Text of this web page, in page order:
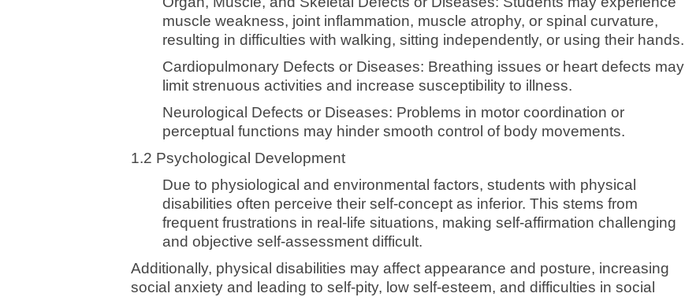
muscle weakness, joint inflammation, muscle atrophy, or spinal curvature,
resulting in difficulties with walking, sitting independently, or using their hands.
Cardiopulmonary Defects or Diseases: Breathing issues or heart defects may
limit strenuous activities and increase susceptibility to illness.
Neurological Defects or Diseases: Problems in motor coordination or
perceptual functions may hinder smooth control of body movements.
1.2 Psychological Development
Due to physiological and environmental factors, students with physical
disabilities often perceive their self-concept as inferior. This stems from
frequent frustrations in real-life situations, making self-affirmation challenging
and objective self-assessment difficult.
Additionally, physical disabilities may affect appearance and posture, increasing
social anxiety and leading to self-pity, low self-esteem, and difficulties in social